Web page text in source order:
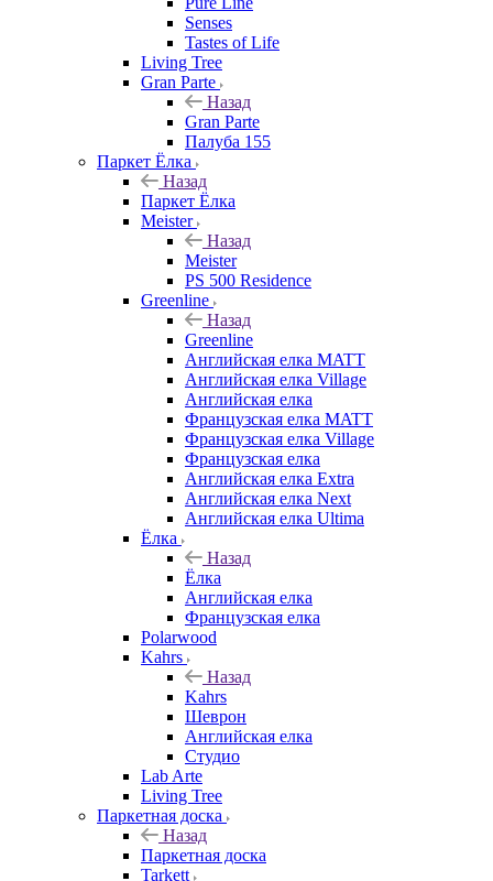
Senses
Tastes of Life
Living Tree
Gran Parte
Назад
Gran Parte
Палуба 155
Паркет Ёлка
Назад
Паркет Ёлка
Meister
Назад
Meister
PS 500 Residence
Greenline
Назад
Greenline
Английская елка MATT
Английская елка Village
Английская елка
Французская елка MATT
Французская елка Village
Французская елка
Английская елка Extra
Английская елка Next
Английская елка Ultima
Ёлка
Назад
Ёлка
Английская елка
Французская елка
Polarwood
Kahrs
Назад
Kahrs
Шеврон
Английская елка
Студио
Lab Arte
Living Tree
Паркетная доска
Назад
Паркетная доска
Tarkett